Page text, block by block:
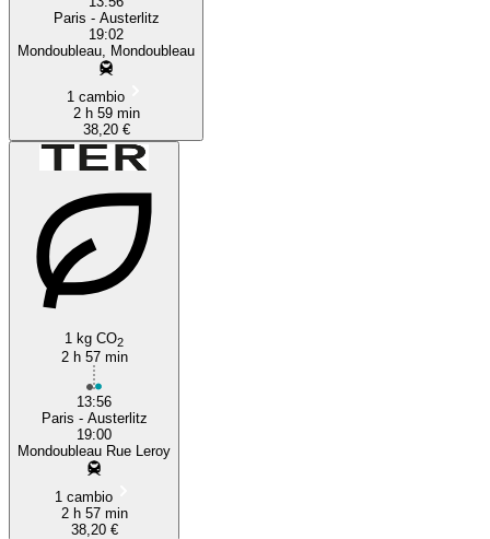
Paris - Austerlitz
19:02
Mondoubleau, Mondoubleau
1 cambio
2 h 59 min
38,20 €
1 kg CO2
2 h 57 min
13:56
Paris - Austerlitz
19:00
Mondoubleau Rue Leroy
1 cambio
2 h 57 min
38,20 €